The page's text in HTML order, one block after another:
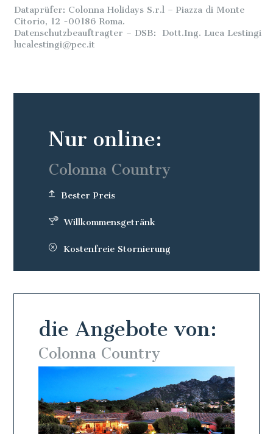
Dataprüfer: Colonna Holidays S.r.l – Piazza di Monte
Citorio, 12 -00186 Roma.
Datenschutzbeauftragter – DSB: Dott.Ing. Luca Lestingi
lucalestingi@pec.it
die Angebote von:
Colonna Country
Nur online:
Colonna Country
Bester Preis
Willkommensgetränk
Kostenfreie Stornierung